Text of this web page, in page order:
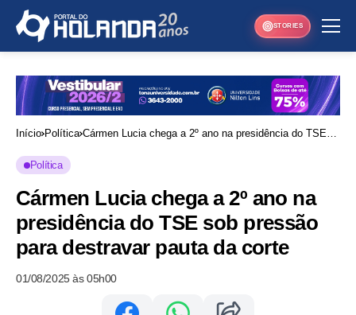
STORIES
Início Política Cármen Lucia chega a 2º ano na presidência do TSE
Política
Cármen Lucia chega a 2º ano na
presidência do TSE sob pressão
para destravar pauta da corte
01/08/2025 às 05h00